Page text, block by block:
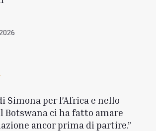
Simona per l'Africa e nello
Botswana ci ha fatto amare
ancor prima di partire.